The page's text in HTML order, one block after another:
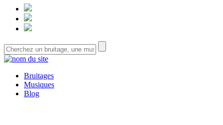
Bruitages
Musiques
Blog